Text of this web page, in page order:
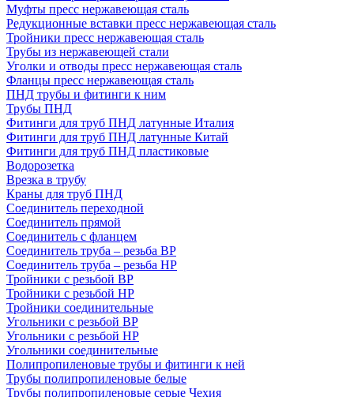
Муфты пресс нержавеющая сталь
Редукционные вставки пресс нержавеющая сталь
Тройники пресс нержавеющая сталь
Трубы из нержавеющей стали
Уголки и отводы пресс нержавеющая сталь
Фланцы пресс нержавеющая сталь
ПНД трубы и фитинги к ним
Трубы ПНД
Фитинги для труб ПНД латунные Италия
Фитинги для труб ПНД латунные Китай
Фитинги для труб ПНД пластиковые
Водорозетка
Врезка в трубу
Краны для труб ПНД
Соединитель переходной
Соединитель прямой
Соединитель с фланцем
Соединитель труба – резьба ВР
Соединитель труба – резьба НР
Тройники с резьбой ВР
Тройники с резьбой НР
Тройники соединительные
Угольники с резьбой ВР
Угольники с резьбой НР
Угольники соединительные
Полипропиленовые трубы и фитинги к ней
Трубы полипропиленовые белые
Трубы полипропиленовые серые Чехия